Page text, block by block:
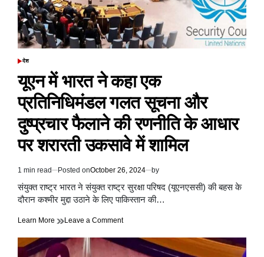
बोले&
तोड़ने
का
काम
जारी
POSTED
देश
यूएन में भारत ने कहा एक
प्रतिनिधिमंडल गलत सूचना और
दुष्प्रचार फैलाने की रणनीति के आधार
पर शरारती उकसावे में शामिल
Estimated
read
time
1 min read Posted onOctober 26, 2024 by
संयुक्त राष्ट्र भारत ने संयुक्त राष्ट्र सुरक्षा परिषद (यूएनएससी) की बहस के
दौरान कश्मीर मुद्दा उठाने के लिए पाकिस्तान की…
Learn More Leave a Commenton
भारत